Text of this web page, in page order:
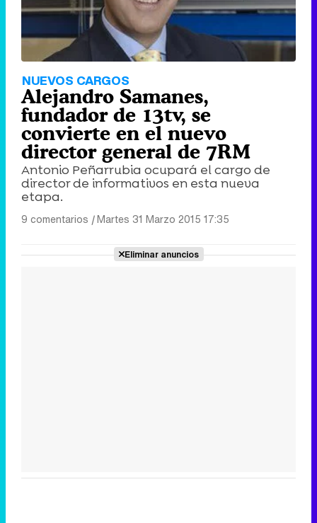
NUEVOS CARGOS
Alejandro Samanes,
fundador de 13tv, se
convierte en el nuevo
director general de 7RM
Antonio Peñarrubia ocupará el cargo de
director de informativos en esta nueva
etapa.
9 comentarios |Martes 31 Marzo 2015 17:35
Eliminar anuncios